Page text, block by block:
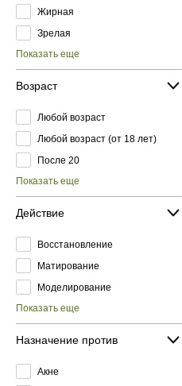
Жирная
Зрелая
Показать еще
Возраст
Любой возраст
Любой возраст (от 18 лет)
После 20
Показать еще
Действие
Восстановление
Матирование
Моделирование
Показать еще
Назначение против
Акне